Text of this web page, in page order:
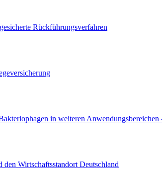
Rückführungsverfahren
in weiteren
Wirtschaftsstandort Deutschland